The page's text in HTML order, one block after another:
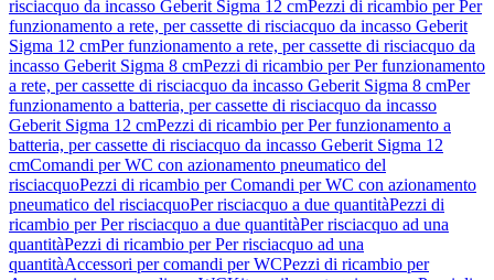
risciacquo da incasso Geberit Sigma 12 cmPezzi di ricambio per Per
funzionamento a rete, per cassette di risciacquo da incasso Geberit
Sigma 12 cmPer funzionamento a rete, per cassette di risciacquo da
incasso Geberit Sigma 8 cmPezzi di ricambio per Per funzionamento
a rete, per cassette di risciacquo da incasso Geberit Sigma 8 cmPer
funzionamento a batteria, per cassette di risciacquo da incasso
Geberit Sigma 12 cmPezzi di ricambio per Per funzionamento a
batteria, per cassette di risciacquo da incasso Geberit Sigma 12
cmComandi per WC con azionamento pneumatico del
risciacquoPezzi di ricambio per Comandi per WC con azionamento
pneumatico del risciacquoPer risciacquo a due quantitàPezzi di
ricambio per Per risciacquo a due quantitàPer risciacquo ad una
quantitàPezzi di ricambio per Per risciacquo ad una
quantitàAccessori per comandi per WCPezzi di ricambio per